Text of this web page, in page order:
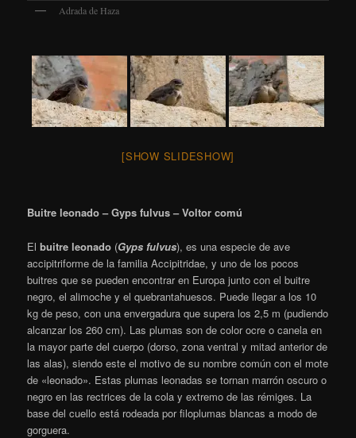
Adrada de Haza
[SHOW SLIDESHOW]
Buitre leonado – Gyps fulvus – Voltor comú
Elbuitre leonado (Gyps fulvus),​ es una especie de ave
accipitriforme de la familia Accipitridae, y uno de los pocos
buitres que se pueden encontrar en Europa junto con el buitre
negro, el alimoche y el quebrantahuesos. Puede llegar a los 10
kg de peso, con una envergadura que supera los 2,5 m (pudiendo
alcanzar los 260 cm). Las plumas son de color ocre o canela en
la mayor parte del cuerpo (dorso, zona ventral y mitad anterior de
las alas), siendo este el motivo de su nombre común con el mote
de «leonado». Estas plumas leonadas se tornan marrón oscuro o
negro en las rectrices de la cola y extremo de las rémiges. La
base del cuello está rodeada por filoplumas blancas a modo de
gorguera.